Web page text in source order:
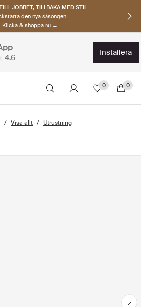
JOBBET, TILLBAKA MED STIL
den nya säsongen
Klicka & shoppa nu →
4.6
installera
0 0
Visa allt Utrustning